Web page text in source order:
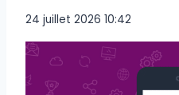
24 juillet 2026 10:42